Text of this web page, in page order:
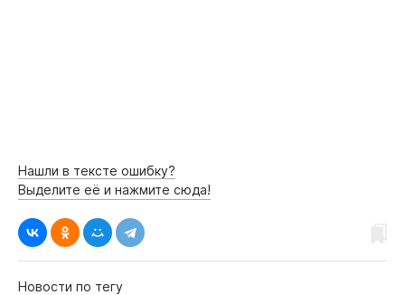
Нашли в тексте ошибку?
Выделите её и нажмите сюда!
Новости по тегу